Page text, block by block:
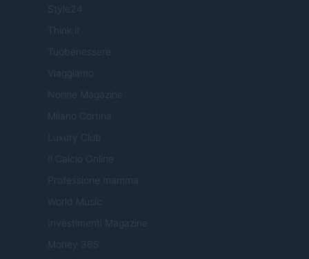
Style24
Think.it
Tuobenessere
Viaggiamo
Nonne Magazine
Milano Cortina
Luxury Club
Il Calcio Online
Professione mamma
World Music
Investimenti Magazine
Money 365